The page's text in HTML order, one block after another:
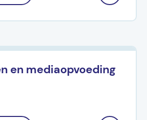
en mediaopvoeding